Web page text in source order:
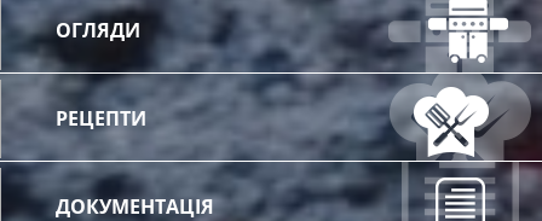
ОГЛЯДИ
РЕЦЕПТИ
ДОКУМЕНТАЦІЯ